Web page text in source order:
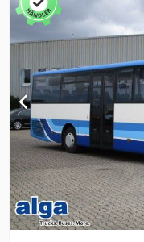
Klimaanlage,
Sprinter 319
Service Vertrag
Keine
nur im Anhängerbetrieb
Luftfahrwerk, ABS, ASR,
Automatische
Trittstufe. Unterboden
Tür Tempomat, Xenon-
Tagfahrlicht,
Luftgefedert,
Fernbedienung,
Heizung.Parktronic
Fahrgastzelle Schall